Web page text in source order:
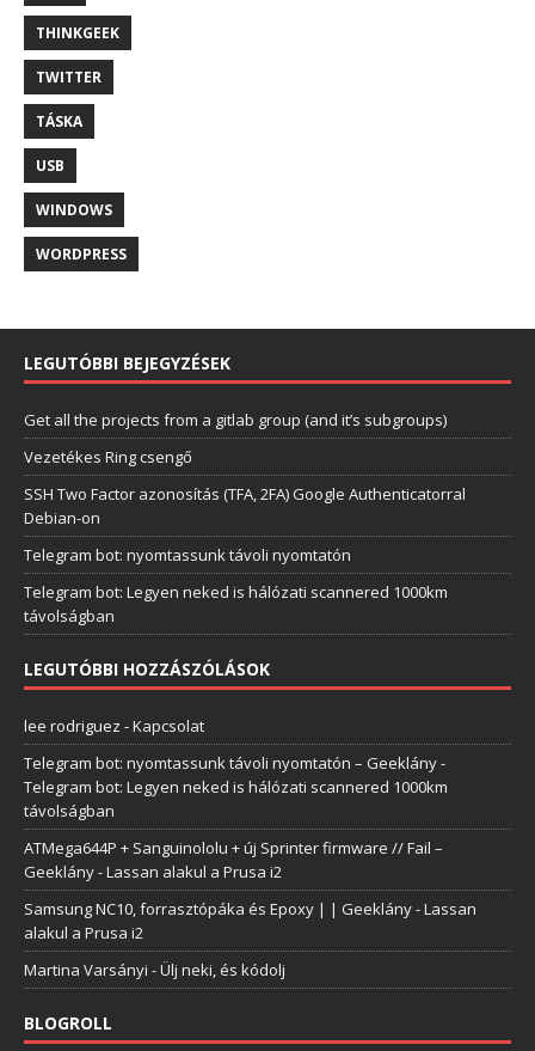
THINKGEEK
TWITTER
TÁSKA
USB
WINDOWS
WORDPRESS
LEGUTÓBBI BEJEGYZÉSEK
Get all the projects from a gitlab group (and it’s subgroups)
Vezetékes Ring csengő
SSH Two Factor azonosítás (TFA, 2FA) Google Authenticatorral
Debian-on
Telegram bot: nyomtassunk távoli nyomtatón
Telegram bot: Legyen neked is hálózati scannered 1000km
távolságban
LEGUTÓBBI HOZZÁSZÓLÁSOK
lee rodriguez -Kapcsolat
Telegram bot: nyomtassunk távoli nyomtatón – Geeklány-
Telegram bot: Legyen neked is hálózati scannered 1000km
távolságban
ATMega644P + Sanguinololu + új Sprinter firmware // Fail –
Geeklány-Lassan alakul a Prusa i2
Samsung NC10, forrasztópáka és Epoxy | | Geeklány-Lassan
alakul a Prusa i2
Martina Varsányi -Ülj neki, és kódolj
BLOGROLL